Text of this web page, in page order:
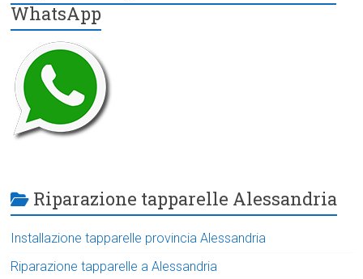
WhatsApp
Riparazione tapparelle Alessandria
Installazione tapparelle provincia Alessandria
Riparazione tapparelle a Alessandria